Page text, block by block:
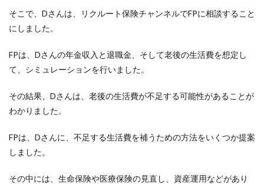
そこで、Dさんは、リクルート保険チャンネルでFPに相談すること
にしました。
FPは、Dさんの年金収入と退職金、そして老後の生活費を想定し
て、シミュレーションを行いました。
その結果、Dさんは、老後の生活費が不足する可能性があることが
わかりました。
FPは、Dさんに、不足する生活費を補うための方法をいくつか提案
しました。
その中には、生命保険や医療保険の見直し、資産運用などがあり